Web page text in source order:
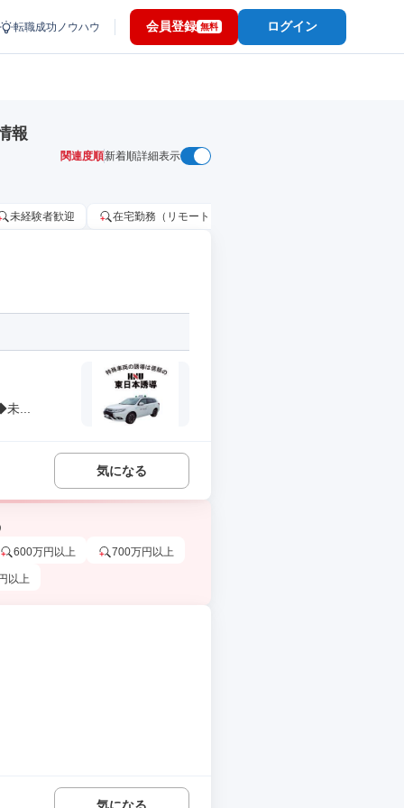
転職成功ノウハウ 会員登録 無料 ログイン
報
関連度順新着順詳細表示
未経験者歓迎 在宅勤務（リモートワーク）OK
...
気になる
600万円以上 700万円以上
以上
気になる